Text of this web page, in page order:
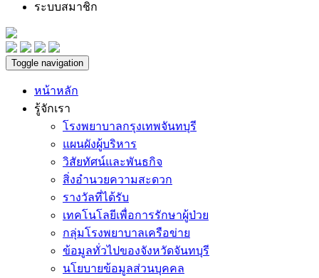
ระบบสมาชิก
Toggle navigation
หน้าหลัก
รู้จักเรา
โรงพยาบาลกรุงเทพจันทบุรี
แผนผังผู้บริหาร
วิสัยทัศน์และพันธกิจ
สิ่งอำนวยความสะดวก
รางวัลที่ได้รับ
เทคโนโลยีเพื่อการรักษาผู้ป่วย
กลุ่มโรงพยาบาลเครือข่าย
ข้อมูลทั่วไปของจังหวัดจันทบุรี
นโยบายข้อมูลส่วนบุคคล